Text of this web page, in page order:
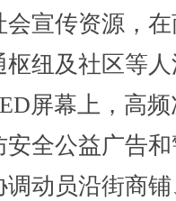
宣传资源，在
纽及社区等
屏幕上，高
全公益广告
动员沿街商